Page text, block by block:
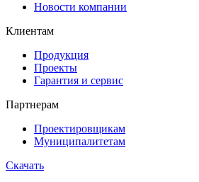
Новости компании
Клиентам
Продукция
Проекты
Гарантия и сервис
Партнерам
Проектировщикам
Муниципалитетам
Скачать